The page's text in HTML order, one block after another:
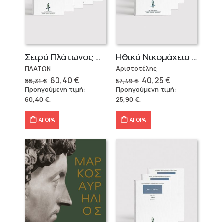
Σειρά Πλάτωνος Πολιτεία
ΠΛΑΤΩΝ
86,31€ Original
price
was:
86,31 €.
60,40€Η
τρέχουσα
τιμή
Προηγούμενη τιμή:
60,40€.
ΑΓΟΡΑ
Ηθικά Νικομάχεια (3 τόμοι)
Αριστοτέλης
57,49€ Original
price
was:
40,25€Η
τρέχουσα
τιμή
Προηγούμενη τιμή:
25,90€.
ΑΓΟΡΑ